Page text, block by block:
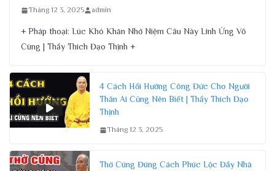
Tháng 12 3, 2025 admin
+ Pháp thoại: Lúc Khó Khăn Nhớ Niệm Câu Này Linh Ứng Vô
Cùng | Thầy Thích Đạo Thịnh +
4 Cách Hồi Hướng Công Đức Cho Người
Thân Ai Cũng Nên Biết | Thầy Thích Đạo
Thịnh
Tháng 12 3, 2025
Thờ Cúng Đúng Cách Phúc Lộc Đầy Nhà